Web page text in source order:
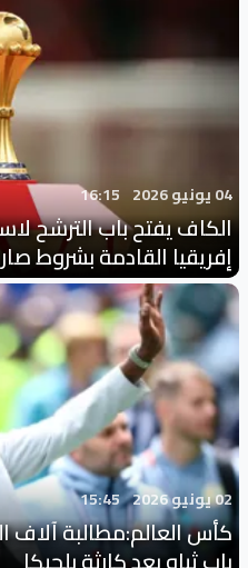
04 يونيو 2026 16:15
الكاف يفتح باب الترشح
إفريقيا القادمة بشروط
02 يونيو 2026 15:45
كأس العالم:مطالبة آلاف